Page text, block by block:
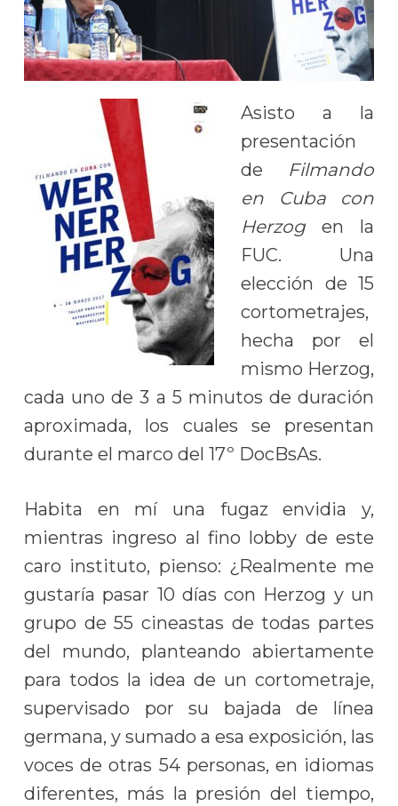
Asisto a la
presentación
de Filmando
en Cuba con
Herzogen la
FUC. Una
elección de 15
cortometrajes,
hecha por el
mismo Herzog,
cada uno de 3 a 5 minutos de duración
aproximada, los cuales se presentan
durante el marco del 17º DocBsAs.
Habita en mí una fugaz envidia y,
mientras ingreso al fino lobby de este
caro instituto, pienso: ¿Realmente me
gustaría pasar 10 días con Herzog y un
grupo de 55 cineastas de todas partes
del mundo, planteando abiertamente
para todos la idea de un cortometraje,
supervisado por su bajada de línea
germana, y sumado a esa exposición, las
voces de otras 54 personas, en idiomas
diferentes, más la presión del tiempo,